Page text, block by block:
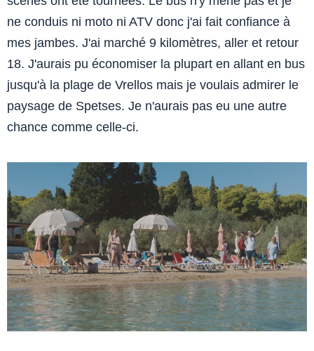
ne conduis ni moto ni ATV donc j'ai fait confiance à
mes jambes. J'ai marché 9 kilomètres, aller et retour
18. J'aurais pu économiser la plupart en allant en bus
jusqu'à la plage de Vrellos mais je voulais admirer le
paysage de Spetses. Je n'aurais pas eu une autre
chance comme celle-ci.